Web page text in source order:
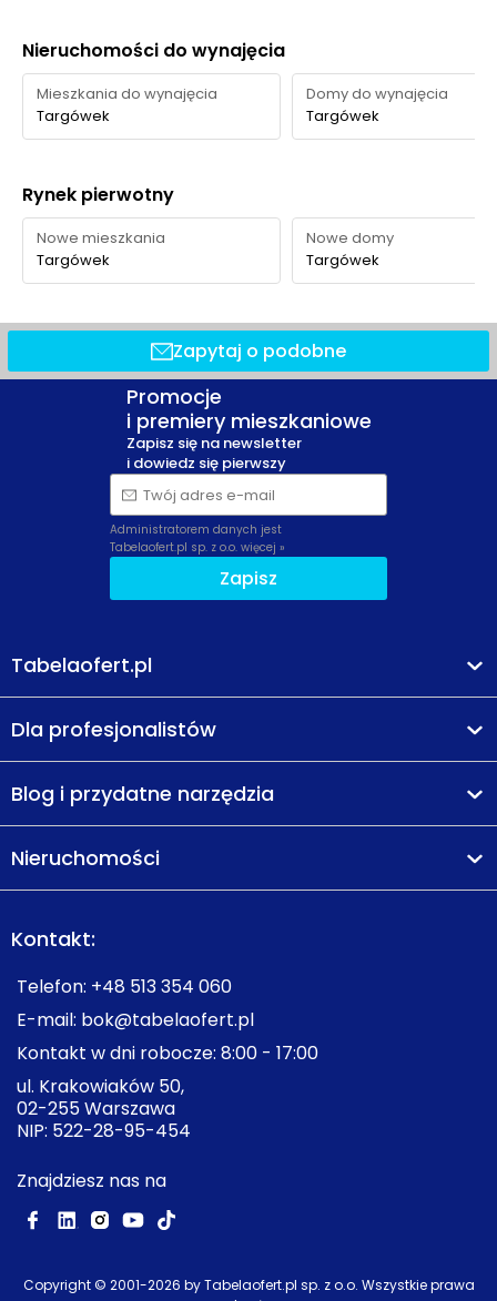
Nieruchomości do wynajęcia
Mieszkania do wynajęcia
Targówek
Domy do wynajęcia
Targówek
Rynek pierwotny
Nowe mieszkania
Targówek
Nowe domy
Targówek
Zapytaj o podobne
Promocje
i premiery mieszkaniowe
Zapisz się na newsletter
i dowiedz się pierwszy
Twój adres e-mail
Administratorem danych jest
Tabelaofert.pl sp. z o.o. więcej »
Zapisz
Tabelaofert.pl
Dla profesjonalistów
Blog i przydatne narzędzia
Nieruchomości
Kontakt:
Telefon: +48 513 354 060
E-mail: bok@tabelaofert.pl
Kontakt w dni robocze: 8:00 - 17:00
ul. Krakowiaków 50,
02-255 Warszawa
NIP: 522-28-95-454
Znajdziesz nas na
Copyright © 2001-2026 by Tabelaofert.pl sp. z o.o. Wszystkie prawa